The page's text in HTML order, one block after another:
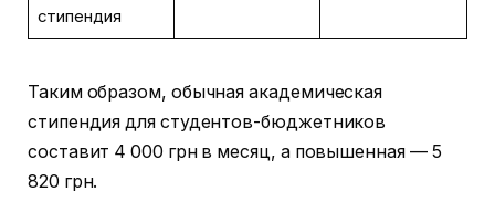
стипендия
Таким образом, обычная академическая
стипендия для студентов-бюджетников
составит 4 000 грн в месяц, а повышенная — 5
820 грн.